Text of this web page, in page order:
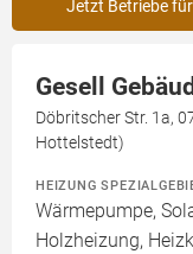
Jetzt Betriebe
Gesell
Döbritscher Str. 1a,
Hottelstedt)
HEIZUNG
Wärmepumpe,
Holzheizung,